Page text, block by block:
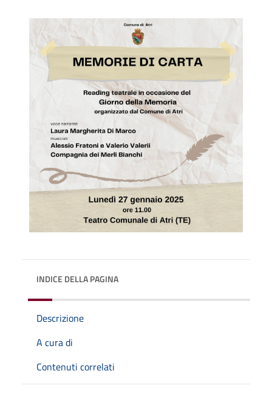
INDICE DELLA PAGINA
Descrizione
A cura di
Contenuti correlati